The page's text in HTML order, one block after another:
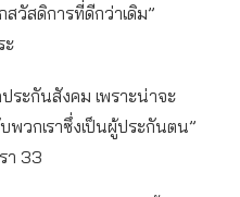
วัสดิการที่ดีกว่าเดิม”
ะ
ระกันสังคม เพราะน่าจะ
พวกเราซึ่งเป็นผู้ประกันตน”
า 33